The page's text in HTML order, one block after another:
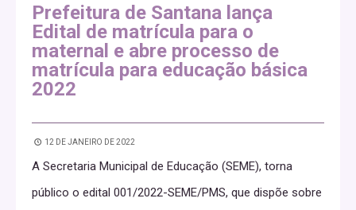
Prefeitura de Santana lança
Edital de matrícula para o
maternal e abre processo de
matrícula para educação básica
2022
12 DE JANEIRO DE 2022
A Secretaria Municipal de Educação (SEME), torna
público o edital 001/2022-SEME/PMS, que dispõe sobre